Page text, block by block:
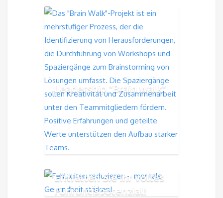
Leadership "Brain walk"
Entfalten Sie Ihr volles
Führungspotenzial!